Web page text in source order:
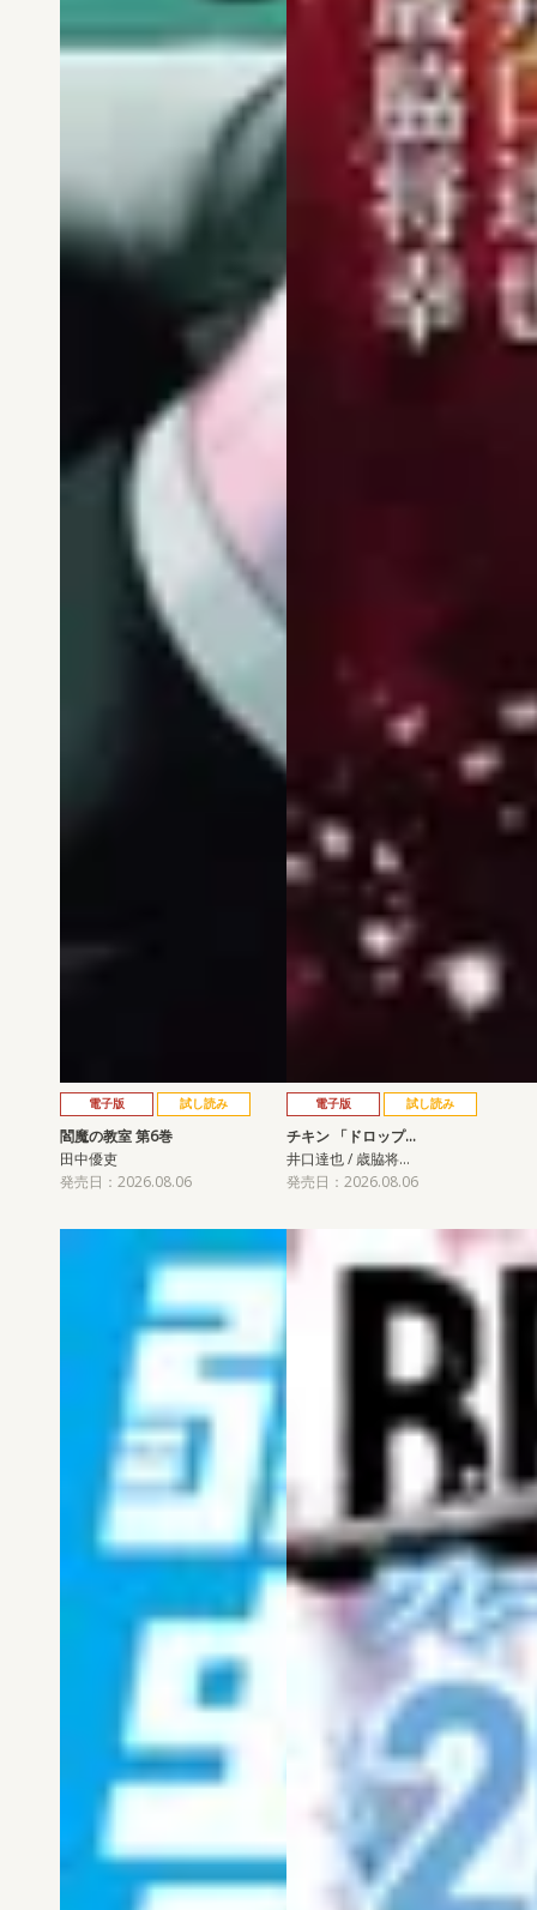
電子版 試し読み
閻魔の教室 第6巻
田中優吏
発売日：2026.08.06
電子版 試し読み
チキン 「ドロップ…
井口達也 / 歳脇将…
発売日：2026.08.06